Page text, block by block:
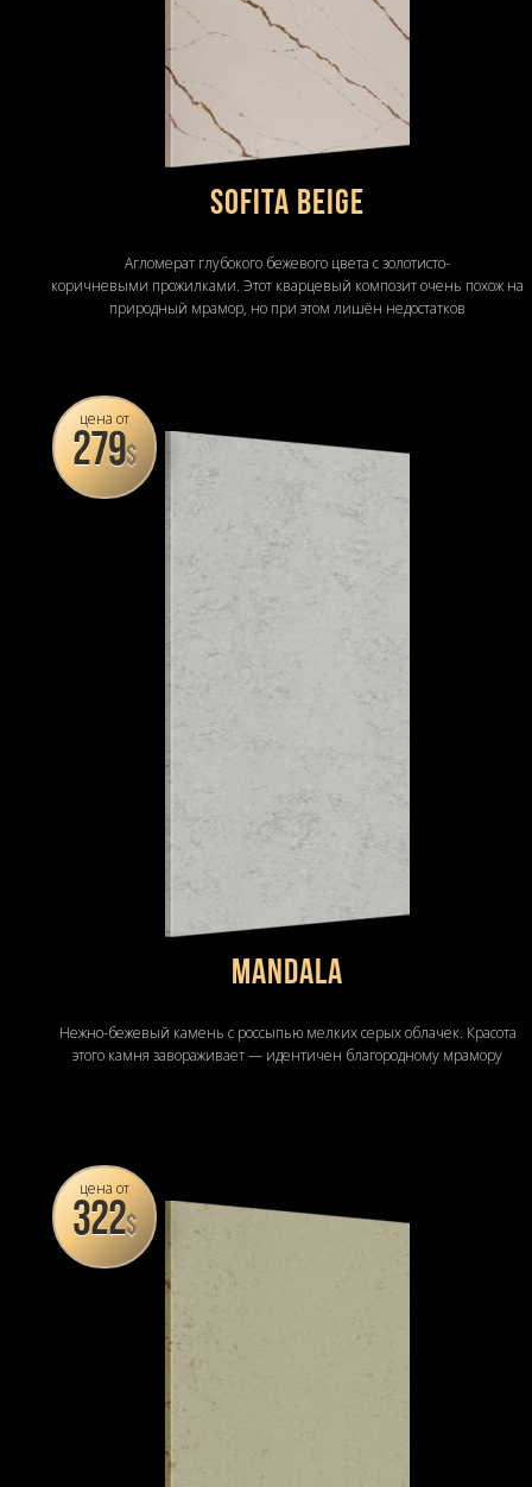
Sofita Beige
Агломерат глубокого бежевого цвета с золотисто-
коричневыми прожилками. Этот кварцевый композит очень похож на
природный мрамор, но при этом лишён недостатков
цена от
279$
Mandala
Нежно-бежевый камень с россыпью мелких серых облачек. Красота
этого камня завораживает — идентичен благородному мрамору
цена от
322$